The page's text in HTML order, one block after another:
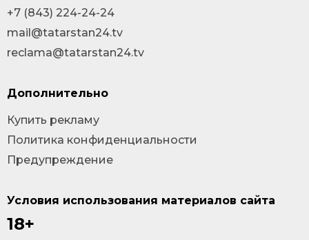
Условия использования материалов сайта
18+
+7 (843) 224-24-24
mail@tatarstan24.tv
reclama@tatarstan24.tv
Дополнительно
Купить рекламу
Политика конфиденциальности
Предупреждение